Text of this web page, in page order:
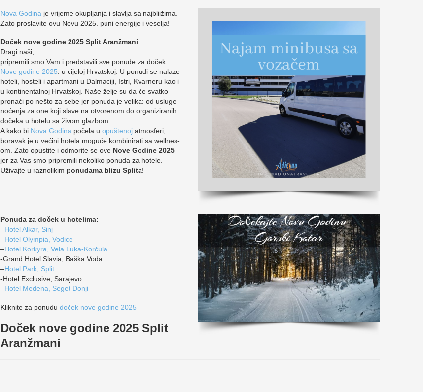
Nova Godina je vrijeme okupljanja i slavlja sa najbliižima.
Zato proslavite ovu Novu 2025. puni energije i veselja!
Doček nove godine 2025 Split Aranžmani
Dragi naši,
pripremili smo Vam i predstavili sve ponude za doček
Nove godine 2025 . u cijeloj Hrvatskoj. U ponudi se nalaze
hoteli, hosteli i apartmani u Dalmaciji, Istri, Kvarneru kao i
u kontinentalnoj Hrvatskoj. Naše želje su da će svatko
pronaći po nešto za sebe jer ponuda je velika: od usluge
noćenja za one koji slave na otvorenom do organiziranih
dočeka u hotelu sa živom glazbom.
A kako bi Nova Godina počela u opuštenoj atmosferi,
boravak je u većini hotela moguće kombinirati sa wellnes-
om. Zato opustite i odmorite se ove Nove Godine 2025
jer za Vas smo pripremili nekoliko ponuda za hotele.
Uživajte u raznolikim ponudama blizu Splita!
Ponuda za doček u hotelima:
–Hotel Alkar, Sinj
–Hotel Olympia, Vodice
–Hotel Korkyra, Vela Luka-Korčula
-Grand Hotel Slavia, Baška Voda
–Hotel Park, Split
-Hotel Exclusive, Sarajevo
–Hotel Medena, Seget Donji
Kliknite za ponudu doček nove godine 2025
Doček nove godine 2025 Split
Aranžmani